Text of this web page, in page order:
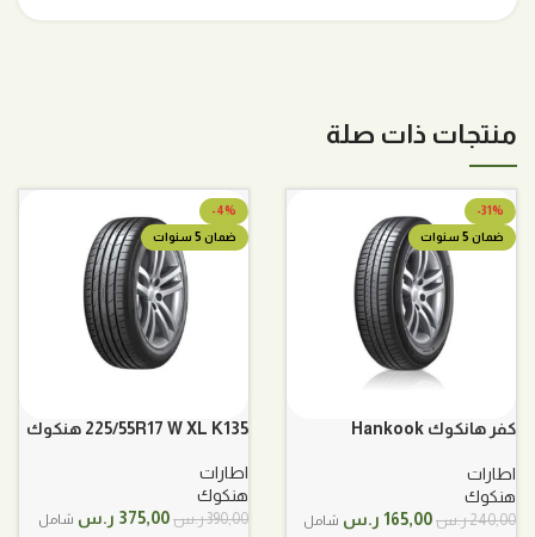
منتجات ذات صلة
-31%
ضمان 5 سنوات
كفر هانكوك Hankook
اطارات
هنكوك
240,00ر.س السعر
165,00 ر.س السعر
شامل
-4%
ضمان 5 سنوات
225/55R17 W XL K135 هنكوك
اطارات
هنكوك
390,00ر.س السعر
375,00 ر.س السعر
شامل